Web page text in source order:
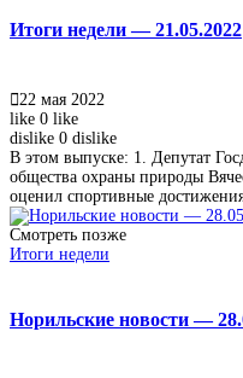
Итоги недели — 21.05.2022
22 мая 2022
like 0 like
dislike 0 dislike
В этом выпуске: 1. Депутат
общества охраны природы
оценил спортивные
Смотреть позже
Итоги недели
Норильские новости —